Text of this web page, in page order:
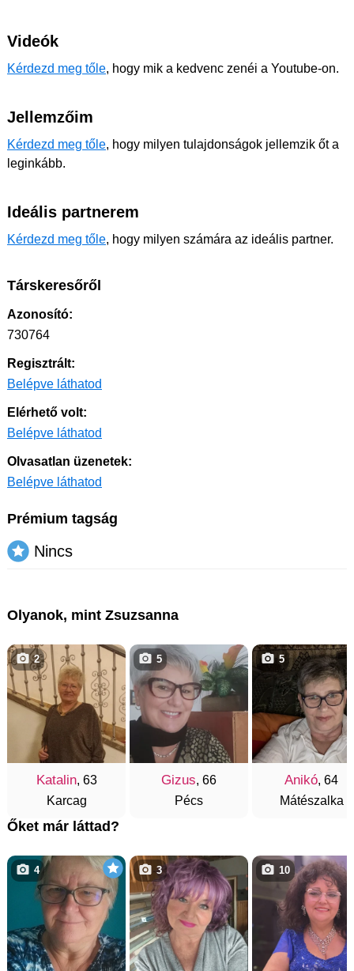
Videók
Kérdezd meg tőle, hogy mik a kedvenc zenéi a Youtube-on.
Jellemzőim
Kérdezd meg tőle, hogy milyen tulajdonságok jellemzik őt a
leginkább.
Ideális partnerem
Kérdezd meg tőle, hogy milyen számára az ideális partner.
Társkeresőről
Azonosító:
730764
Regisztrált:
Belépve láthatod
Elérhető volt:
Belépve láthatod
Olvasatlan üzenetek:
Belépve láthatod
Prémium tagság
Nincs
Olyanok, mint Zsuzsanna
Katalin, 63
Karcag
2
Gizus, 66
Pécs
5
Anikó, 64
Mátészalka
5
Őket már láttad?
4 3 10